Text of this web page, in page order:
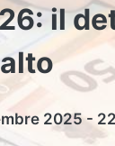
il
2025 -